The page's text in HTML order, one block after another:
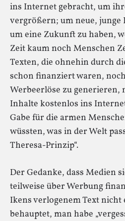
ins Internet gebracht, um
vergrößern; um neue, junge
um eine Zukunft zu haben,
Zeit kaum noch Menschen
Texten, die ohnehin durch
schon finanziert waren,
Werbeerlöse zu generieren,
Inhalte kostenlos ins
Gabe für die armen
wüssten, was in der Welt
Theresa-Prinzip“.
Der Gedanke, dass Medien
teilweise über Werbung
Ikens verlogenem Text nicht
behauptet, man habe